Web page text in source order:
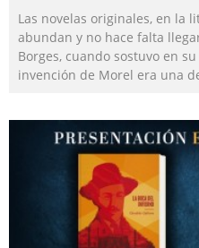
Las novelas originales, en la
abundan y no hace falta
Borges, cuando sostuvo en
invención de Morel era una